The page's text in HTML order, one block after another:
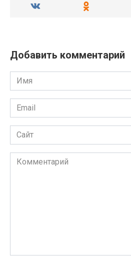
Добавить комментарий
Имя
Email
Сайт
Комментарий